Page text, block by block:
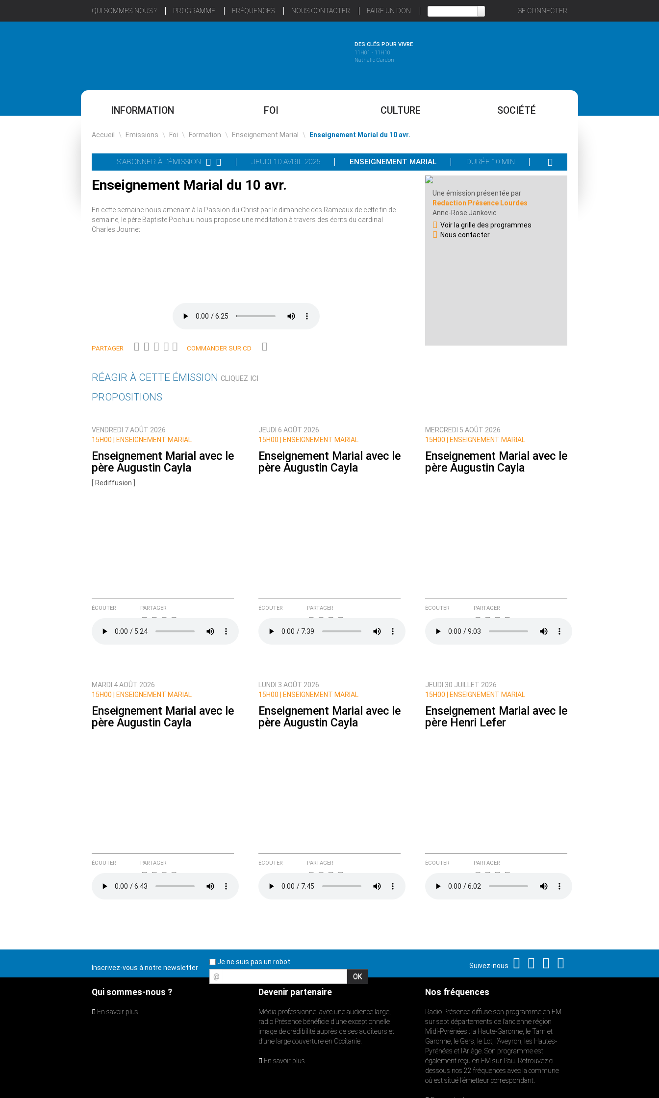
QUI SOMMES-NOUS ? PROGRAMME FRÉQUENCES NOUS CONTACTER FAIRE UN DON SE CONNECTER
DES CLÉS POUR VIVRE
11H01 - 11H10
Nathalie Cardon
INFORMATION FOI CULTURE SOCIÉTÉ
Accueil \ Emissions \ Foi \ Formation \ Enseignement Marial \ Enseignement Marial du 10 avr.
S'ABONNER À L'ÉMISSION JEUDI 10 AVRIL 2025 ENSEIGNEMENT MARIAL DURÉE 10 MIN
Enseignement Marial du 10 avr.
En cette semaine nous amenant à la Passion du Christ par le dimanche des Rameaux de cette fin de
semaine, le père Baptiste Pochulu nous propose une méditation à travers des écrits du cardinal
Charles Journet.
PARTAGER COMMANDER SUR CD
Une émission présentée par
Redaction Présence Lourdes
Anne-Rose Jankovic
Voir la grille des programmes
Nous contacter
RÉAGIR À CETTE ÉMISSION CLIQUEZ ICI
Nom
Courriel (non publié)
Prévenez-moi de tous les nouveaux commentaires de cette discussion par email
PROPOSITIONS
VENDREDI 7 AOÛT 2026
15H00 |
ENSEIGNEMENT MARIAL
Enseignement Marial avec le
père Augustin Cayla
[ Rediffusion ]
ÉCOUTER PARTAGER
JEUDI 6 AOÛT 2026
15H00 |
ENSEIGNEMENT MARIAL
Enseignement Marial avec le
père Augustin Cayla
ÉCOUTER PARTAGER
MERCREDI 5 AOÛT 2026
15H00 |
ENSEIGNEMENT MARIAL
Enseignement Marial avec le
père Augustin Cayla
ÉCOUTER PARTAGER
MARDI 4 AOÛT 2026
15H00 |
ENSEIGNEMENT MARIAL
Enseignement Marial avec le
père Augustin Cayla
ÉCOUTER PARTAGER
LUNDI 3 AOÛT 2026
15H00 |
ENSEIGNEMENT MARIAL
Enseignement Marial avec le
père Augustin Cayla
ÉCOUTER PARTAGER
JEUDI 30 JUILLET 2026
15H00 |
ENSEIGNEMENT MARIAL
Enseignement Marial avec le
père Henri Lefer
ÉCOUTER PARTAGER
Inscrivez-vous à notre newsletter
Je ne suis pas un robot
@
Suivez-nous
Qui sommes-nous ?
En savoir plus
Devenir partenaire
Média professionnel avec une audience large,
radio Présence bénéficie d’une exceptionnelle
image de crédibilité auprès de ses auditeurs et
d’une large couverture en Occitanie.
En savoir plus
Nos fréquences
Radio Présence diffuse son programme en FM
sur sept départements de l’ancienne région
Midi-Pyrénées : la Haute-Garonne, le Tarn et
Garonne, le Gers, le Lot, l’Aveyron, les Hautes-
Pyrénées et l’Ariège. Son programme est
également reçu en FM sur Pau. Retrouvez ci-
dessous nos 22 fréquences avec la commune
où est situé l’émetteur correspondant.